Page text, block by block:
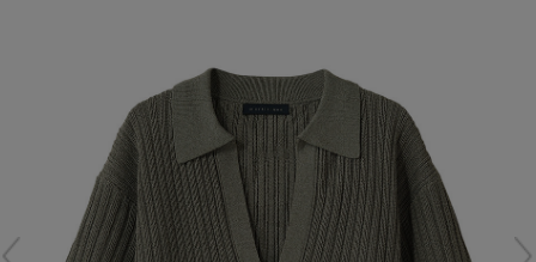
最旬！トレンドワード
【予約】新作ウェアをチェック
アイテム一覧
いち早くお届けします。
ご登録はこちら
SUPPORT